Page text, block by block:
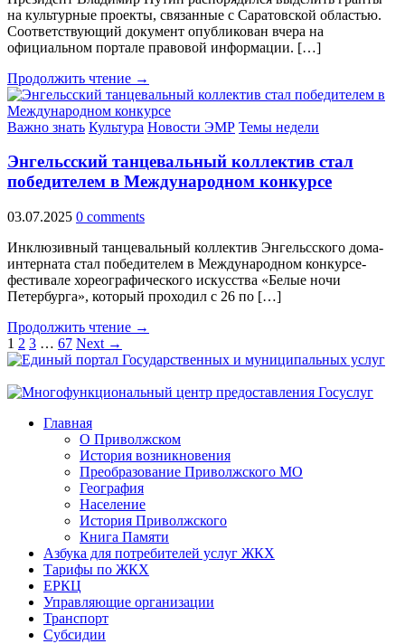
на культурные проекты, связанные с Саратовской областью.
Соответствующий документ опубликован вчера на
официальном портале правовой информации. […]
Продолжить чтение →
Важно знать Культура Новости ЭМР Темы недели
Энгельсский танцевальный коллектив стал
победителем в Международном конкурсе
03.07.2025 0 comments
Инклюзивный танцевальный коллектив Энгельсского дома-
интерната стал победителем в Международном конкурсе-
фестивале хореографического искусства «Белые ночи
Петербурга», который проходил с 26 по […]
Продолжить чтение →
1 2 3 … 67 Next →
Главная
О Приволжском
История возникновения
Преобразование Приволжского МО
География
Население
История Приволжского
Книга Памяти
Азбука для потребителей услуг ЖКХ
Тарифы по ЖКХ
ЕРКЦ
Управляющие организации
Транспорт
Субсидии